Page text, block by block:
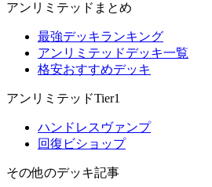
アンリミテッドまとめ
最強デッキランキング
アンリミテッドデッキ一覧
格安おすすめデッキ
アンリミテッドTier1
ハンドレスヴァンプ
回復ビショップ
その他のデッキ記事